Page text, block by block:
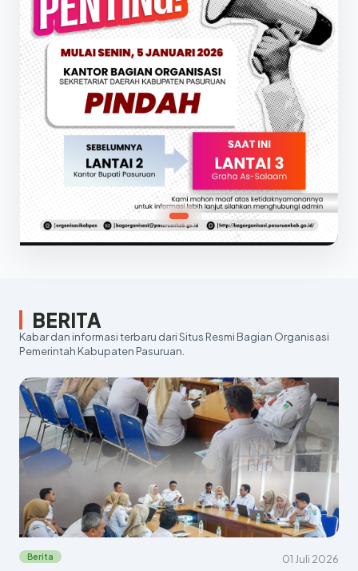
BERITA
Kabar dan informasi terbaru dari Situs Resmi Bagian Organisasi
Pemerintah Kabupaten Pasuruan.
Berita 01 Juli 2026